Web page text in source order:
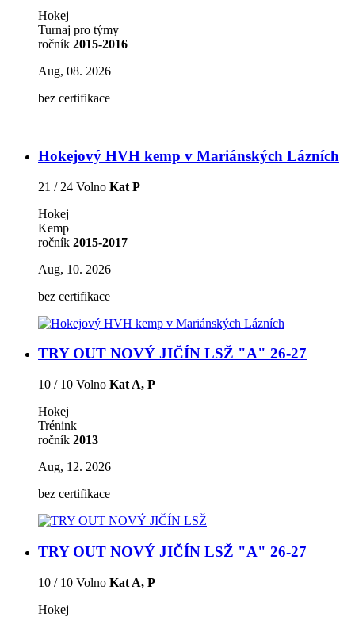
Hokej
Turnaj pro týmy
ročník 2015-2016
Aug, 08. 2026
bez certifikace
Hokejový HVH kemp v Mariánských Lázních
21 / 24 Volno Kat P
Hokej
Kemp
ročník 2015-2017
Aug, 10. 2026
bez certifikace
TRY OUT NOVÝ JIČÍN LSŽ "A" 26-27
10 / 10 Volno Kat A, P
Hokej
Trénink
ročník 2013
Aug, 12. 2026
bez certifikace
TRY OUT NOVÝ JIČÍN LSŽ "A" 26-27
10 / 10 Volno Kat A, P
Hokej